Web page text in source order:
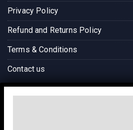
Privacy Policy
Refund and Returns Policy
Terms & Conditions
Contact us
Way to Destination